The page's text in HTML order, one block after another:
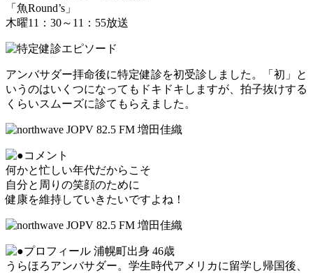
「魚Round’s」
木曜11：30～11：55放送
アンバサダー拝命後に特定健診を初受診しました。「初」と
いうのはいくつになってもドキドキしますが、拍子抜けする
くらいスムーズに診てもらえました。
何かと忙しい年代だからこそ
自分と周りの笑顔のために
健康を維持していきたいですよね！
浦幌町出身 46歳
うらほろアンバサダー。学生時代アメリカに留学し帰国後、